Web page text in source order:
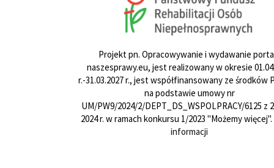
Projekt pn. Opracowywanie i wydawanie
naszesprawy.eu, jest realizowany w okresie
r.-31.03.2027 r., jest współfinansowany ze środków
na podstawie umowy nr
UM/PW9/2024/2/DEPT_DS_WSPOLPRACY/6125 z
2024 r. w ramach konkursu 1/2023 "Możemy więcej".
informacji